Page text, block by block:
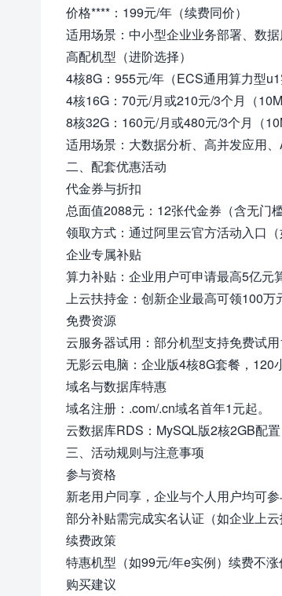
价格****：199元/年（续费同价）
适用场景：中小型企业业务部署、数据
高配机型（进阶选择）
4核8G：955元/年（ECS通用算力型u1
4核16G：70元/月或210元/3个月（
8核32G：160元/月或480元/3个月（
适用场景：大数据分析、高并发应用、
二、配套优惠活动
代金券与折扣
总面值2088元：12张代金券（含无门
领取方式：通过阿里云官方活动入口
企业专属补贴
算力补贴：企业用户可申请最高5亿元
上云扶持金：创新企业最高可领100万
免费资源
云服务器试用：部分机型支持免费试
无影云电脑：企业版4核8G套餐，120
域名与数据库特惠
域名注册：.com/.cn域名首年1元起。
云数据库RDS：MySQL版2核2GB配置
三、活动规则与注意事项
参与资格
新老用户同享，企业与个人用户均可参
部分补贴需完成实名认证（如企业上云
续费政策
特惠机型（如99元/年e实例）续费不涨
购买建议